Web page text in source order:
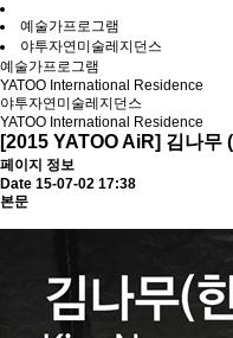
예술가프로그램
야투자연미술레지던스
예술가프로그램
YATOO International Residence
야투자연미술레지던스
YATOO International Residence
[2015 YATOO AiR] 김나
페이지 정보
Date 15-07-02 17:38
본문